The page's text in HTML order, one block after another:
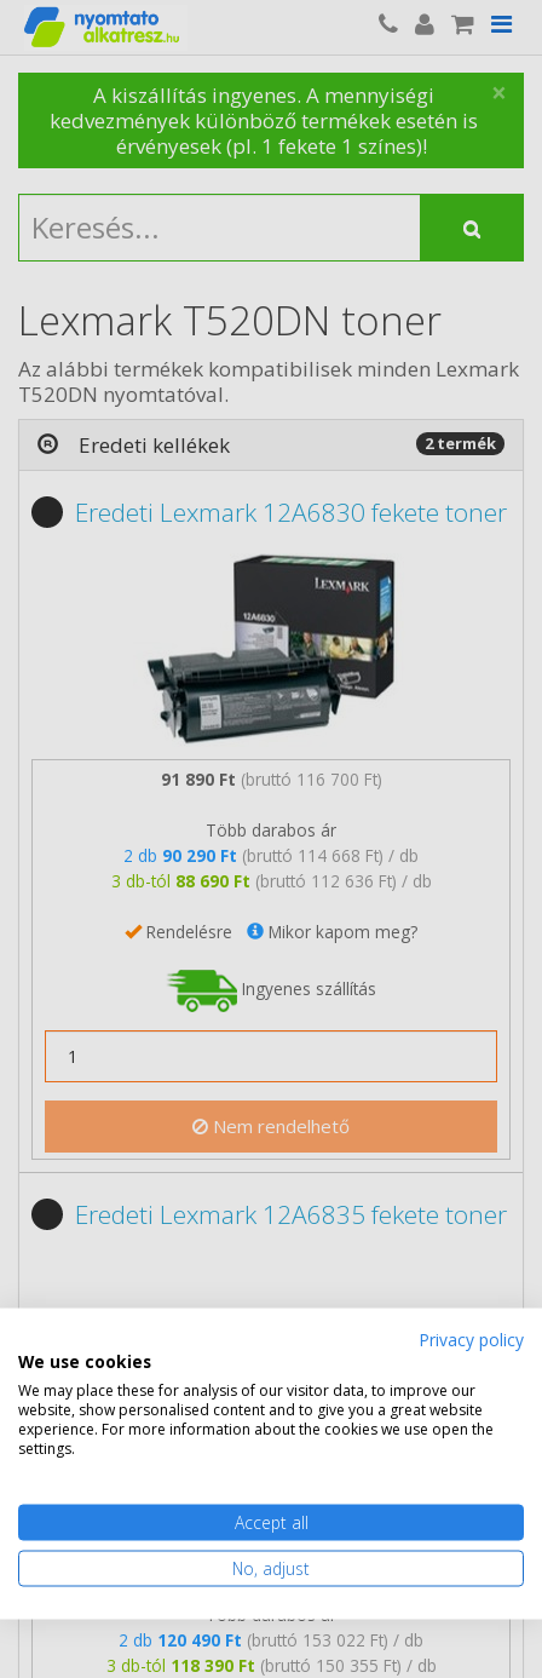
×
A kiszállítás ingyenes. A mennyiségi
kedvezmények különböző termékek esetén is
érvényesek (pl. 1 fekete 1 színes)!
Lexmark T520DN toner
Az alábbi termékek kompatibilisek minden Lexmark
T520DN nyomtatóval.
Eredeti kellékek
2 termék
Eredeti Lexmark 12A6830 fekete toner
91 890 Ft (bruttó 116 700 Ft)
Több darabos ár
2 db 90 290 Ft (bruttó 114 668 Ft) / db
3 db-tól 88 690 Ft (bruttó 112 636 Ft) / db
Rendelésre Mikor kapom meg?
Ingyenes szállítás
Nem rendelhető
Eredeti Lexmark 12A6835 fekete toner
122 690 Ft (bruttó 155 816 Ft)
Több darabos ár
2 db 120 490 Ft (bruttó 153 022 Ft) / db
3 db-tól 118 390 Ft (bruttó 150 355 Ft) / db
Privacy policy
We use cookies
We may place these for analysis of our visitor data, to improve our
website, show personalised content and to give you a great website
experience. For more information about the cookies we use open the
settings.
Accept all
No, adjust